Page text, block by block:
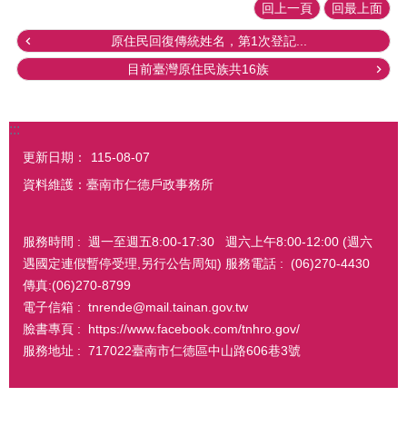
回上一頁 回最上面
原住民回復傳統姓名，第1次登記...
目前臺灣原住民族共16族
:::
更新日期：
115-08-07
資料維護：臺南市仁德戶政事務所
服務時間 : 週一至週五8:00-17:30 週六上午8:00-12:00 (週六
遇國定連假暫停受理,另行公告周知) 服務電話 : (06)270-4430
傳真:(06)270-8799
電子信箱 : tnrende@mail.tainan.gov.tw
臉書專頁 : https://www.facebook.com/tnhro.gov/
服務地址 : 717022臺南市仁德區中山路606巷3號